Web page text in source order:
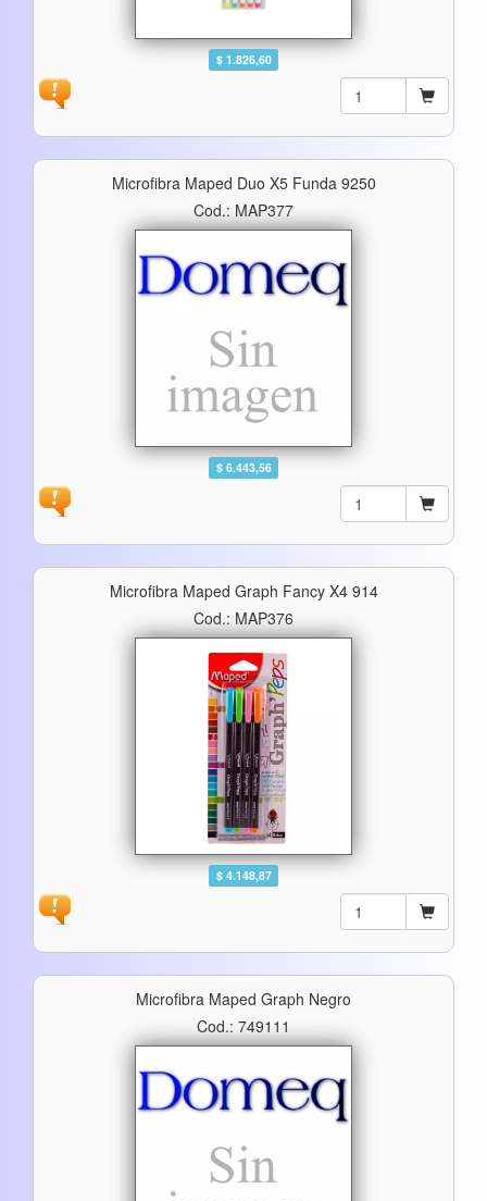
$ 1.826,60
Microfibra Maped Duo X5 Funda 9250
Cod.: MAP377
$ 6.443,56
Microfibra Maped Graph Fancy X4 914
Cod.: MAP376
$ 4.148,87
Microfibra Maped Graph Negro
Cod.: 749111